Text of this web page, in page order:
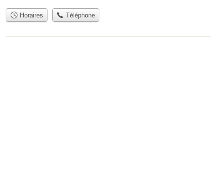
Horaires Téléphone